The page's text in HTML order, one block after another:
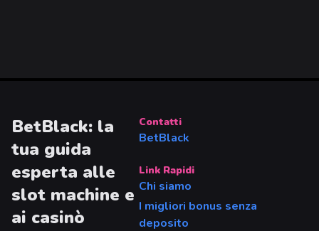
BetBlack: la
tua guida
esperta alle
slot machine e
ai casinò
Contatti
BetBlack
Link Rapidi
Chi siamo
I migliori bonus senza
deposito